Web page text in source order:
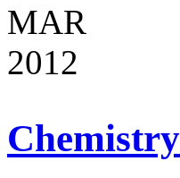
MAR
2012
Chemistry